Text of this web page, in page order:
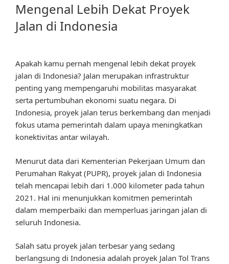
Mengenal Lebih Dekat Proyek
Jalan di Indonesia
Apakah kamu pernah mengenal lebih dekat proyek
jalan di Indonesia? Jalan merupakan infrastruktur
penting yang mempengaruhi mobilitas masyarakat
serta pertumbuhan ekonomi suatu negara. Di
Indonesia, proyek jalan terus berkembang dan menjadi
fokus utama pemerintah dalam upaya meningkatkan
konektivitas antar wilayah.
Menurut data dari Kementerian Pekerjaan Umum dan
Perumahan Rakyat (PUPR), proyek jalan di Indonesia
telah mencapai lebih dari 1.000 kilometer pada tahun
2021. Hal ini menunjukkan komitmen pemerintah
dalam memperbaiki dan memperluas jaringan jalan di
seluruh Indonesia.
Salah satu proyek jalan terbesar yang sedang
berlangsung di Indonesia adalah proyek Jalan Tol Trans